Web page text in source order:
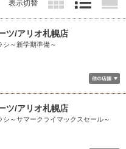
表示切替
ツ/アリオ札幌店
シ～新学期準備～
ツ/アリオ札幌店
シ～サマークライマックスセール～